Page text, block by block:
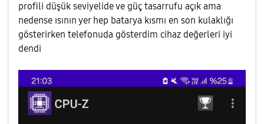
profili düşük seviyelide ve güç tasarrufu açık ama
nedense ısının yer hep batarya kısmı en son kulaklığı
gösterirken telefonuda gösterdim cihaz değerleri iyi
dendi